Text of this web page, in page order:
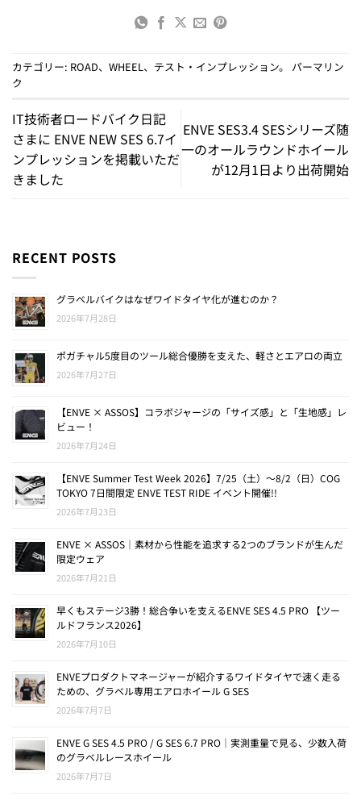
カテゴリー: ROAD、 WHEEL、 テスト・インプレッション。 パーマリン
ク
IT技術者ロードバイク日記
さまに ENVE NEW SES 6.7イ
ンプレッションを掲載いただ
きました
ENVE SES3.4 SESシリーズ随
一のオールラウンドホイール
が12月1日より出荷開始
RECENT POSTS
グラベルバイクはなぜワイドタイヤ化が進むのか？
2026年7月28日
ポガチャル5度目のツール総合優勝を支えた、軽さとエアロの両立
2026年7月27日
【ENVE × ASSOS】コラボジャージの「サイズ感」と「生地感」レ
ビュー！
2026年7月24日
【ENVE Summer Test Week 2026】7/25（土）〜8/2（日）COG
TOKYO 7日間限定 ENVE TEST RIDE イベント開催!!
2026年7月23日
ENVE × ASSOS｜素材から性能を追求する2つのブランドが生んだ
限定ウェア
2026年7月21日
早くもステージ3勝！総合争いを支えるENVE SES 4.5 PRO 【ツー
ルドフランス2026】
2026年7月10日
ENVEプロダクトマネージャーが紹介するワイドタイヤで速く走る
ための、グラベル専用エアロホイール G SES
2026年7月7日
ENVE G SES 4.5 PRO / G SES 6.7 PRO｜実測重量で見る、少数入荷
のグラベルレースホイール
2026年7月7日